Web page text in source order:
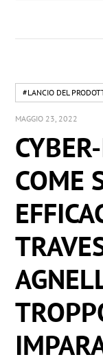
#LANCIO DEL
MAGGIO 23, 2022
COME